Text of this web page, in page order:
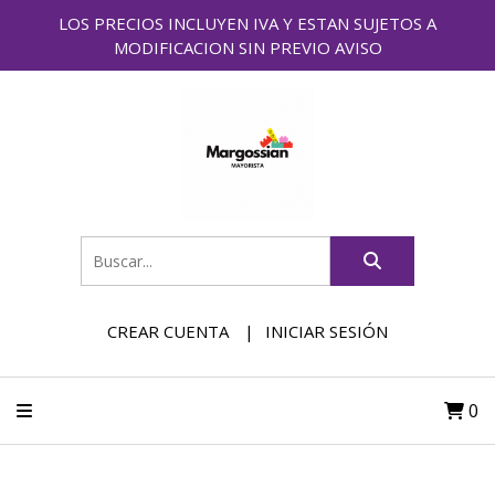
LOS PRECIOS INCLUYEN IVA Y ESTAN SUJETOS A
MODIFICACION SIN PREVIO AVISO
CREAR CUENTA INICIAR SESIÓN
0